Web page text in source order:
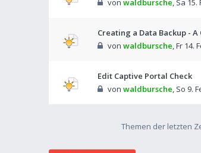
von waldbursche, Sa 15.
Creating a Data Backup - A
von waldbursche,Fr 14.
Edit Captive Portal Check
von waldbursche, So 9.
Themen der letzten